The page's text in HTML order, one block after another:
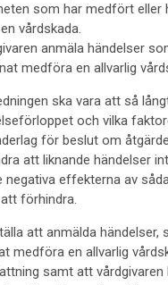
som har medfört eller
vårdskada.
anmäla händelser
medföra en allvarlig
ska vara att så
och vilka
för beslut om
att liknande händelser
negativa effekterna av
förhindra.
att anmälda
medföra en allvarlig
samt att vårdgivaren